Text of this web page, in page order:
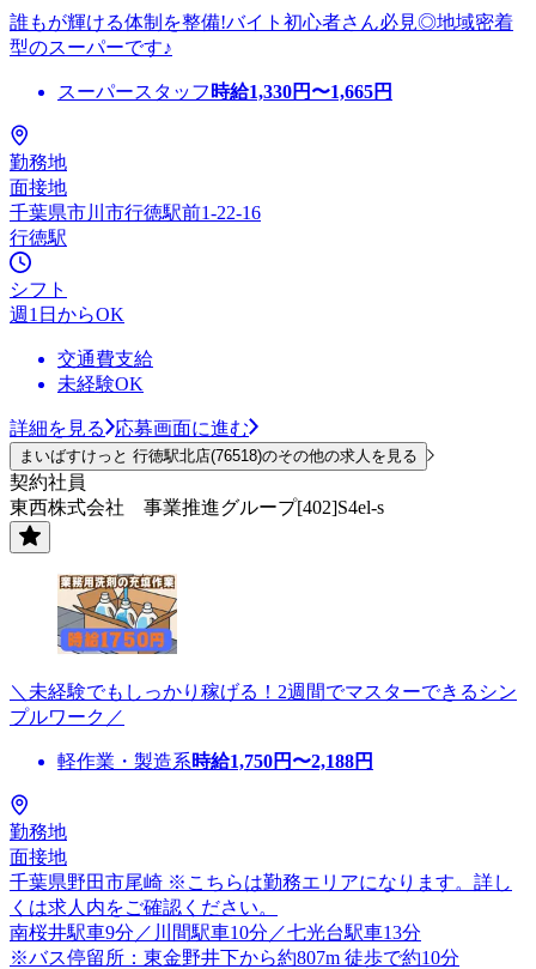
誰もが輝ける体制を整備!バイト初心者さん必見◎地域密着
型のスーパーです♪
スーパースタッフ 時給1,330円〜1,665円
勤務地
面接地
千葉県市川市行徳駅前1-22-16
行徳駅
シフト
週1日からOK
交通費支給
未経験OK
詳細を見る 応募画面に進む
まいばすけっと 行徳駅北店(76518)のその他の求人を見る
契約社員
東西株式会社 事業推進グループ[402]S4el-s
＼未経験でもしっかり稼げる！2週間でマスターできるシン
プルワーク／
軽作業・製造系時給1,750円〜2,188円
勤務地
面接地
千葉県野田市尾崎 ※こちらは勤務エリアになります。詳し
くは求人内をご確認ください。
南桜井駅車9分／川間駅車10分／七光台駅車13分
※バス停留所：東金野井下から約807m 徒歩で約10分